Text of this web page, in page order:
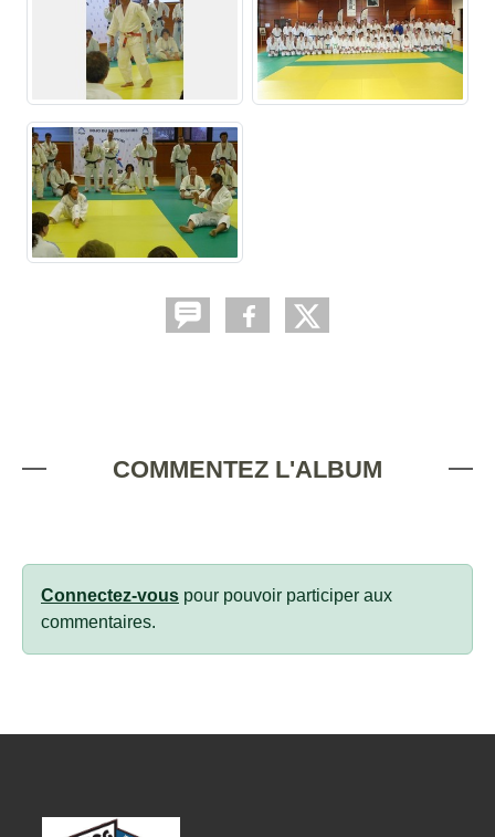
COMMENTEZ L'ALBUM
Connectez-vous pour pouvoir participer aux
commentaires.